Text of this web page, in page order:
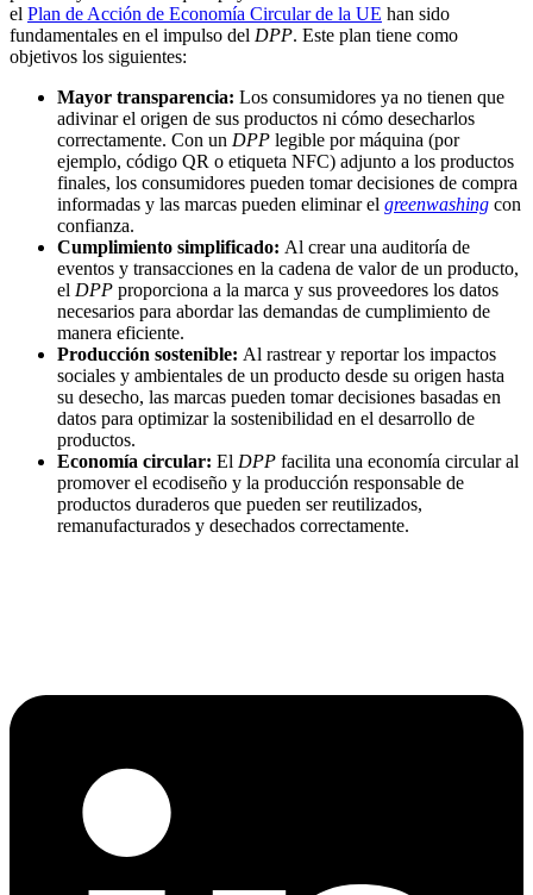
el Plan de Acción de Economía Circular de la UE han sido
fundamentales en el impulso del DPP. Este plan tiene como
objetivos los siguientes:
Mayor transparencia: Los consumidores ya no tienen que
adivinar el origen de sus productos ni cómo desecharlos
correctamente. Con un DPP legible por máquina (por
ejemplo, código QR o etiqueta NFC) adjunto a los productos
finales, los consumidores pueden tomar decisiones de compra
informadas y las marcas pueden eliminar el greenwashing con
confianza.
Cumplimiento simplificado: Al crear una auditoría de
eventos y transacciones en la cadena de valor de un producto,
el DPP proporciona a la marca y sus proveedores los datos
necesarios para abordar las demandas de cumplimiento de
manera eficiente.
Producción sostenible: Al rastrear y reportar los impactos
sociales y ambientales de un producto desde su origen hasta
su desecho, las marcas pueden tomar decisiones basadas en
datos para optimizar la sostenibilidad en el desarrollo de
productos.
Economía circular: El DPP facilita una economía circular al
promover el ecodiseño y la producción responsable de
productos duraderos que pueden ser reutilizados,
remanufacturados y desechados correctamente.